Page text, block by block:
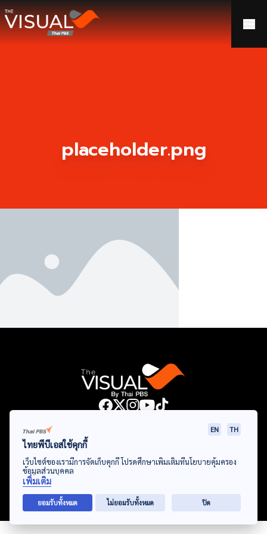
ข้ามไปยังเนื้อหา
placeholder.png
Data Viz Topics
© Thai Public Broadcasting Service. All Rights Reserved
2024
ไทยพีบีเอสใช้คุกกี้
EN TH
เว็บไซต์ของเรามีการจัดเก็บคุกกี้ โปรดศึกษาเพิ่มเติมที่นโยบายคุ้มครอง
ข้อมูลส่วนบุคคล
เพิ่มเติม
ยอมรับทั้งหมด ไม่ยอมรับทั้งหมด ปิด